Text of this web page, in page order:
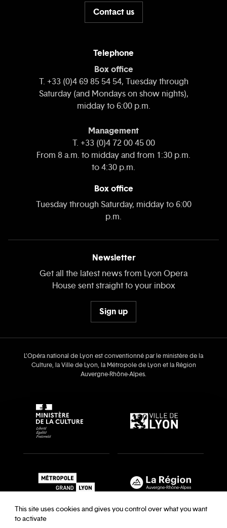
Contact us
Telephone
Box office
T. +33 (0)4 69 85 54 54, Tuesday through
Saturday (and Mondays on show nights),
midday to 6:00 p.m.
Management
T. +33 (0)4 72 00 45 00
From 8 a.m. to midday and from 1:30 p.m.
to 4:30 p.m.
Box office
Tuesday through Saturday, midday to 6:00
p.m.
Newsletter
Get all the latest news from Lyon Opera
House sent straight to your inbox
Sign up
L’Opéra national de Lyon est conventionné par le ministère de la
Culture, la Ville de Lyon, la Métropole de Lyon et la Région
Auvergne‑Rhône‑Alpes.
This site uses cookies and gives you control over what you want
to activate